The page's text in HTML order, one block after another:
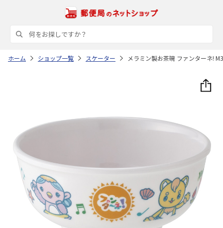
ホーム ショップ一覧 スケーター メラミン製お茶碗 ファンターネ!